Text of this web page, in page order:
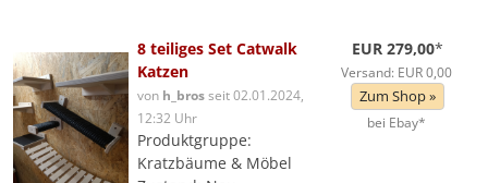
8 teiliges Set Catwalk
Katzen
von h_brosseit 02.01.2024,
12:32 Uhr
Produktgruppe:
Kratzbäume & Möbel
EUR 279,00*
Versand: EUR 0,00
Zum Shop »
bei Ebay*